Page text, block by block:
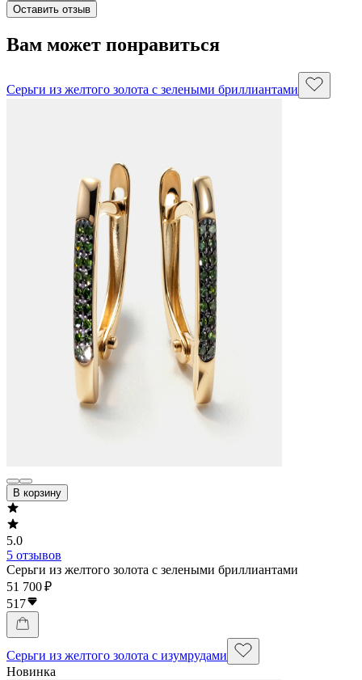
Оставить отзыв
Вам может понравиться
Серьги из желтого золота с зелеными бриллиантами
В корзину
5.0
5 отзывов
Серьги из желтого золота с зелеными бриллиантами
51 700 ₽
517
Серьги из желтого золота с изумрудами
Новинка